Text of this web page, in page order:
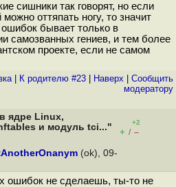
сишники так говорят, но если
оттяпать ногу, то значит
бывает только в
самозванных гениев, и тем более
проекте, если не самом
| К родителю #23 Наверх
Cообщить
модератору
ядре Linux,
и модуль tci..."
+2
+ / –
(ok), 09-
ошибок не сделаешь, ты-то не